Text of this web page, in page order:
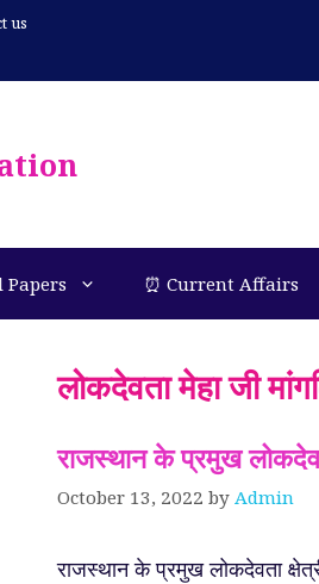
us
Papers ⏰ Current Affairs
लोकदेवता मेहा जी
राजस्थान के प्रमुख
October 13, 2022 by Admin
राजस्थान के प्रमुख लोकदेवता